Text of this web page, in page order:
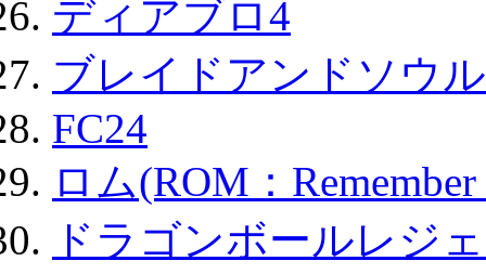
ディアブロ4
ブレイドアンドソウ
FC24
ロム(ROM：
ドラゴンボールレジ